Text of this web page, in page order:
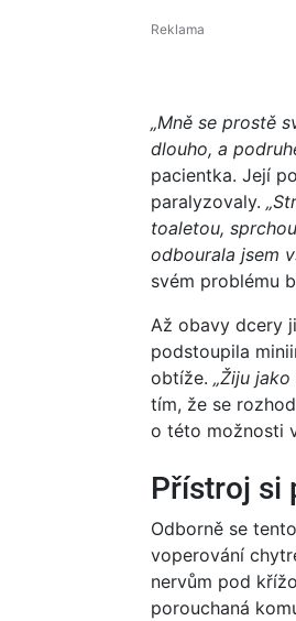
„Mně se prostě
dlouho, a
pacientka. Její
paralyzovaly.
toaletou,
odbourala jsem
svém problému
Až obavy dcery
podstoupila
obtíže. „Žiju
tím, že se
o této možnosti
Přístroj si
Odborně se
voperování
nervům pod
porouchaná